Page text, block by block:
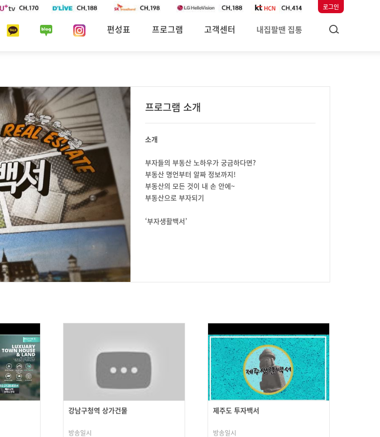
로그인
편성표 프로그램 고객센터 내집팔땐 집통
프로그램 소개
소개
부자들의 부동산 노하우가 궁금하다면?
부동산 명언부터 알짜 정보까지!
부동산의 모든 것이 내 손 안에~
부동산으로 부자되기
‘부자생활백서’
강남구청역 상가건물
방송일시
제주도 투자백서
방송일시